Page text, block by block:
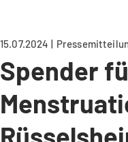
15.07.2024
Spender